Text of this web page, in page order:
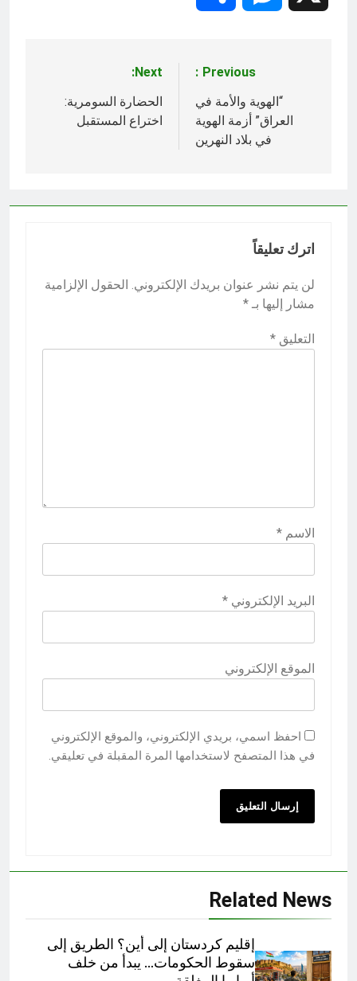
المقالات
Previous:
“الهوية والأمة في
العراق” أزمة الهوية
في بلاد النهرين
Next:
الحضارة السومرية:
اختراع المستقبل
اترك تعليقاً
لن يتم نشر عنوان بريدك الإلكتروني. الحقول الإلزامية
مشار إليها بـ *
التعليق *
الاسم *
البريد الإلكتروني *
الموقع الإلكتروني
احفظ اسمي، بريدي الإلكتروني، والموقع الإلكتروني
في هذا المتصفح لاستخدامها المرة المقبلة في تعليقي.
Related News
إقليم كردستان إلى أين؟ الطريق إلى
سقوط الحكومات… يبدأ من خلف